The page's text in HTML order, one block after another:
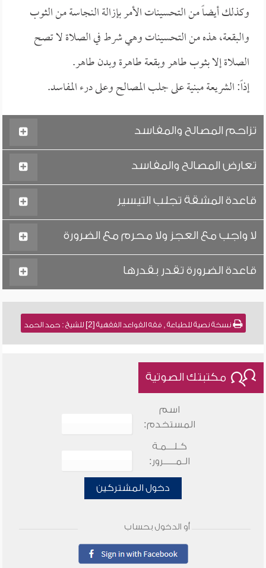
وكذلك أيضاً من التحسينات الأمر بإزالة النجاسة من الثوب
والبقعة، هذه من التحسينات وهي شرط في الصلاة لا تصح
الصلاة إلا بثوب طاهر وبقعة طاهرة وبدن طاهر.
إذاً: الشريعة مبنية على جلب المصالح وعلى درء المفاسد.
تزاحم المصالح والمفاسد
تعارض المصالح والمفاسد
قاعدة المشقة تجلب التيسير
لا واجب مع العجز ولا محرم مع الضرورة
قاعدة الضرورة تقدر بقدرها
نسخة نصية للطباعة , فقه القواعد الفقهية [2] للشيخ : حمد الحمد
مكتبتك الصوتية
اسم
المستخدم:
كـلـــمـة
الـمـــــرور:
دخول المشتركين
أو الدخول بحساب